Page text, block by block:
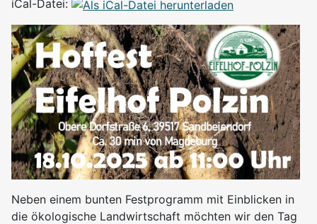
iCal-Datei:
Neben einem bunten Festprogramm mit Einblicken in
die ökologische Landwirtschaft möchten wir den Tag